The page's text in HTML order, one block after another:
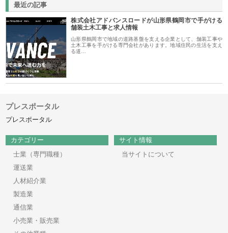
最近の記事
株式会社アドバンスロードが山形県鶴岡市で手がける
舗装土木工事と求人情報
山形県鶴岡市で地域の道路基盤を支える企業として、舗装工事や
土木工事を手がける専門会社があります。地域住民の生活を支え
る道…
プレスポータル
プレスポータル
カテゴリー
士業（専門職種）
運送業
人材紹介業
製造業
通信業
小売業・販売業
サイト情報
当サイトについて